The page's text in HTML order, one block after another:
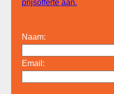
prijsofferte aan.
Naam:
Email: